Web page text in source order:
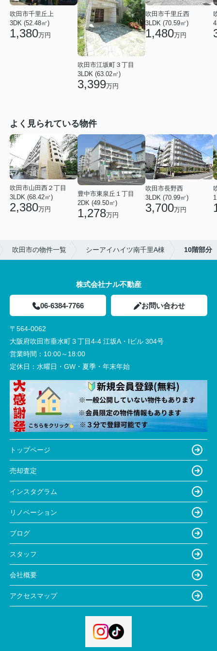
吹田市千里丘上
3DK (52.48㎡)
1,380万円
吹田市江坂町３丁目
3LDK (63.02㎡)
3,399万円
吹田市千里丘西
3LDK (70.59㎡)
1,480万円
よく見られている物件
吹田市山田西２丁目
3LDK (68.42㎡)
2,380万円
豊中市東泉丘１丁目
2DK (49.50㎡)
1,278万円
吹田市長野西
3LDK (70.99㎡)
3,700万円
吹田市の物件一覧 シーアイハイツ南千里A棟 10階部分
株式会社ナル不動産
06-6384-7766 お問い合わせ
〒564-0062
大阪府吹田市垂水町３丁目4-4 江坂A・Iビル 304号
営業時間： 10:00～18:00
定休日： 水曜日・GW・夏季・年末年始
トップページ
売却査定
インスタグラム
リノベーション
ブログ
スタッフ
会社概要
アクセスマップ